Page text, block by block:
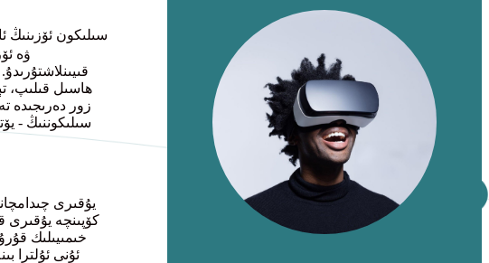
سىلىكون ئۆزىنىڭ
ۋە
ھاسىل قىلىپ،
زور دەرىجىدە
سىلىكوننىڭ -
ئۇنى ئۇلترا